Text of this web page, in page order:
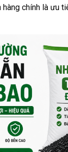
chính là ưu